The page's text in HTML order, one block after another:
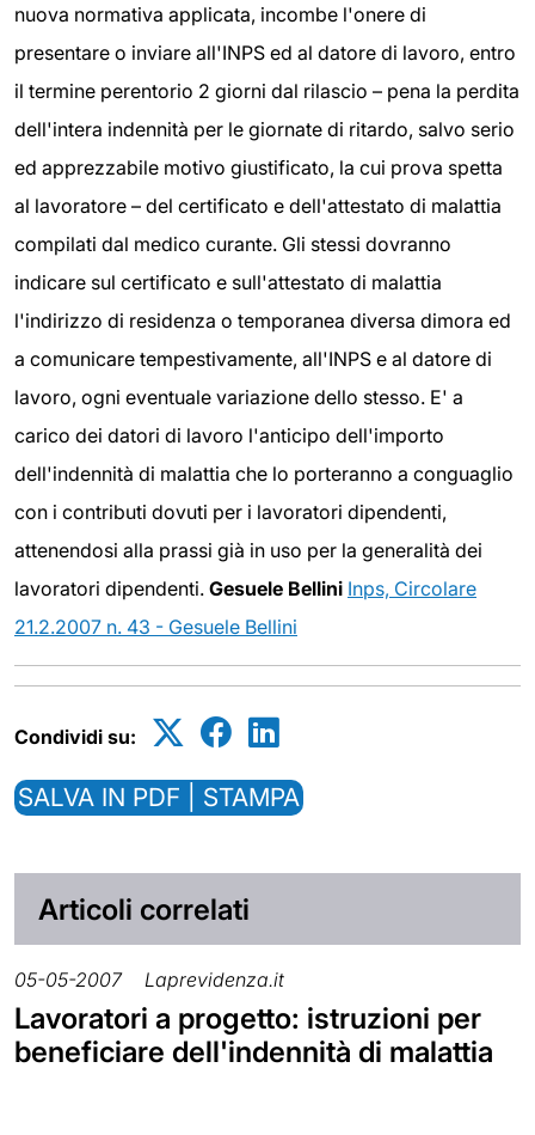
nuova normativa applicata, incombe l'onere di
presentare o inviare all'INPS ed al datore di lavoro, entro
il termine perentorio 2 giorni dal rilascio – pena la perdita
dell'intera indennità per le giornate di ritardo, salvo serio
ed apprezzabile motivo giustificato, la cui prova spetta
al lavoratore – del certificato e dell'attestato di malattia
compilati dal medico curante. Gli stessi dovranno
indicare sul certificato e sull'attestato di malattia
l'indirizzo di residenza o temporanea diversa dimora ed
a comunicare tempestivamente, all'INPS e al datore di
lavoro, ogni eventuale variazione dello stesso. E' a
carico dei datori di lavoro l'anticipo dell'importo
dell'indennità di malattia che lo porteranno a conguaglio
con i contributi dovuti per i lavoratori dipendenti,
attenendosi alla prassi già in uso per la generalità dei
lavoratori dipendenti. Gesuele Bellini Inps, Circolare
21.2.2007 n. 43 - Gesuele Bellini
Condividi su:
SALVA IN PDF | STAMPA
Articoli correlati
05-05-2007 Laprevidenza.it
Lavoratori a progetto: istruzioni per
beneficiare dell'indennità di malattia